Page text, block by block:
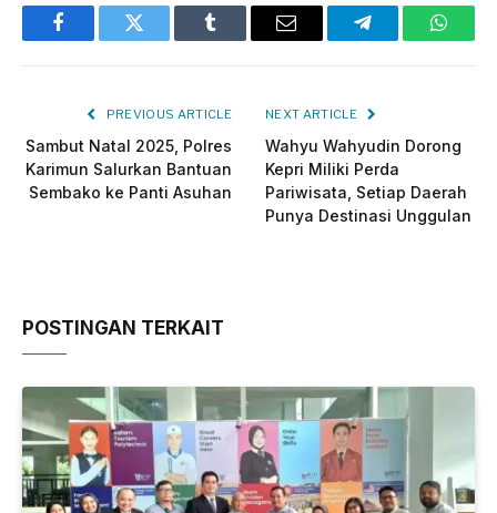
FacebookTwitter Tumblr Email Telegram
PREVIOUS ARTICLE
Sambut Natal 2025, Polres
Karimun Salurkan Bantuan
Sembako ke Panti Asuhan
NEXT ARTICLE
Wahyu Wahyudin Dorong
Kepri Miliki Perda
Pariwisata, Setiap Daerah
Punya Destinasi Unggulan
POSTINGAN TERKAIT